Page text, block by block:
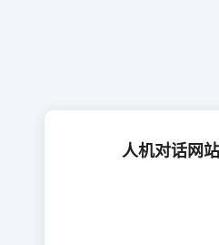
人机对话网